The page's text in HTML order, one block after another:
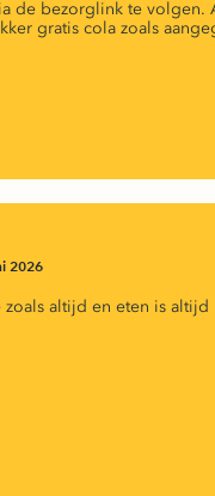
de bezorglink te volgen.
gratis cola zoals
2026
zoals altijd en eten is altijd